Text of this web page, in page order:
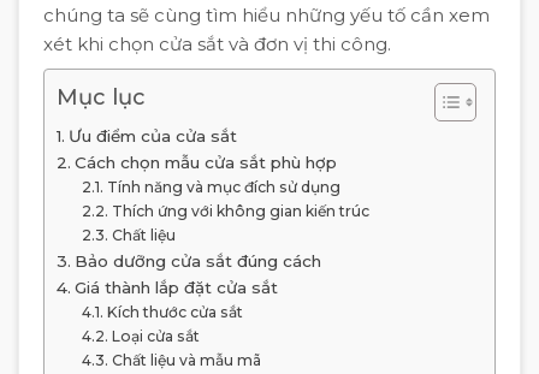
chúng ta sẽ cùng tìm hiểu những yếu tố cần xem
xét khi chọn cửa sắt và đơn vị thi công.
Mục lục
Ưu điểm của cửa sắt
Cách chọn mẫu cửa sắt phù hợp
Tính năng và mục đích sử dụng
Thích ứng với không gian kiến trúc
Chất liệu
Bảo dưỡng cửa sắt đúng cách
Giá thành lắp đặt cửa sắt
Kích thước cửa sắt
Loại cửa sắt
Chất liệu và mẫu mã